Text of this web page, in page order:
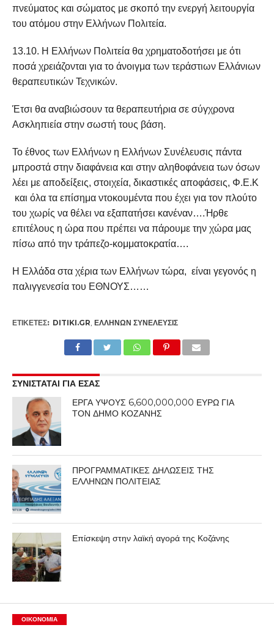
πνεύματος και σώματος με σκοπό την ενεργή λειτουργία
του ατόμου στην Ελλήνων Πολιτεία.
13.10. Η Ελλήνων Πολιτεία θα χρηματοδοτήσει με ότι
ποσά χρειάζονται για το άνοιγμα των τεράστιων Ελλάνιων
θεραπευτικών Τεχνικών.
Έτσι θα αναβιώσουν τα θεραπευτήρια σε σύγχρονα
Ασκληπιεία στην σωστή τους βάση.
Το έθνος των Ελλήνων η Ελλήνων Συνέλευσις πάντα
μπροστά στην διαφάνεια και στην αληθοφάνεια των όσων
λέει με αποδείξεις, στοιχεία, δικαστικές αποφάσεις, Φ.Ε.Κ
και όλα τα επίσημα ντοκουμέντα που έχει για τον πλούτο
του χωρίς να θέλει να εξαπατήσει κανέναν….Ήρθε
επιτέλους η ώρα που πρέπει να πάρουμε την χώρα μας
πίσω από την τράπεζο-κομματοκρατία….
Η Ελλάδα στα χέρια των Ελλήνων τώρα, είναι γεγονός η
παλιγγενεσία του ΕΘΝΟΥΣ……
ΕΤΙΚΕΤΕΣ: DITIKI.GR ΕΛΛΉΝΩΝ ΣΥΝΈΛΕΥΣΙΣ
ΣΥΝΙΣΤΑΤΑΙ ΓΙΑ ΕΣΑΣ
ΕΡΓΑ ΥΨΟΥΣ 6,600,000,000 ΕΥΡΩ ΓΙΑ
ΤΟΝ ΔΗΜΟ ΚΟΖΑΝΗΣ
ΠΡΟΓΡΑΜΜΑΤΙΚΕΣ ΔΗΛΩΣΕΙΣ ΤΗΣ
ΕΛΛΗΝΩΝ ΠΟΛΙΤΕΙΑΣ
Επίσκεψη στην λαϊκή αγορά της Κοζάνης
ΟΙΚΟΝΟΜΊΑ